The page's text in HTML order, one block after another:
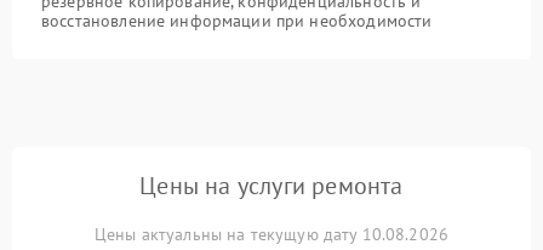
восстановление информации при необходимости
Цены на услуги ремонта
Цены актуальны на текущую дату 10.08.2026